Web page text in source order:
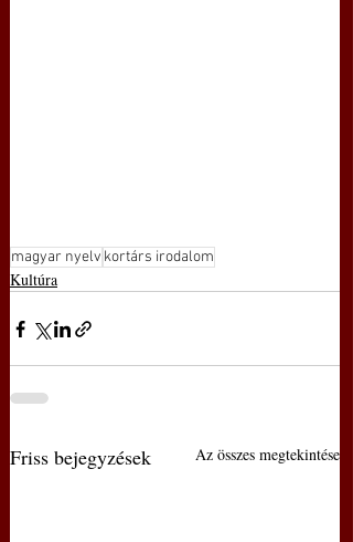
magyar nyelv kortárs irodalom
Kultúra
Friss bejegyzések Az összes megtekintése